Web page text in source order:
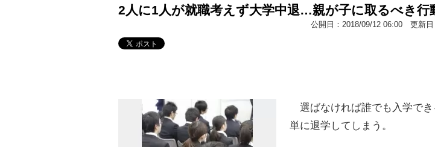
2人に1人が就職考えず大学中退…親が子に取るべき行
公開日： 2018/09/12 06:00 更新日
選ばなければ誰でも入学でき
単に退学してしまう。